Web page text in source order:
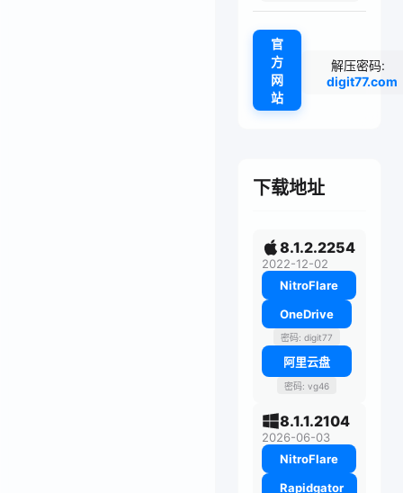
官
方
网
站
解压密码:
digit77.com
下载地址
8.1.2.2254
2022-12-02
NitroFlare
OneDrive
密码: digit77
阿里云盘
密码: vg46
8.1.1.2104
2026-06-03
NitroFlare
Rapidgator